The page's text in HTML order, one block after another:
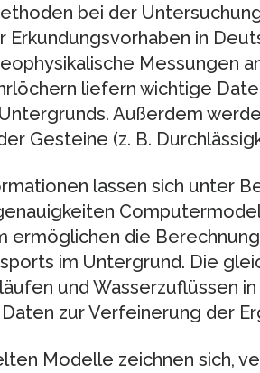
bei der
in
Messungen
liefern wichtige
Außerdem
Gesteine (z. B.
lassen sich unter
ermöglichen die
im Untergrund. Die
und Wasserzuflüssen
zur Verfeinerung der
Modelle zeichnen sich,